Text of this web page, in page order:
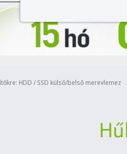
HDD / SSD külső/belső merevlemez